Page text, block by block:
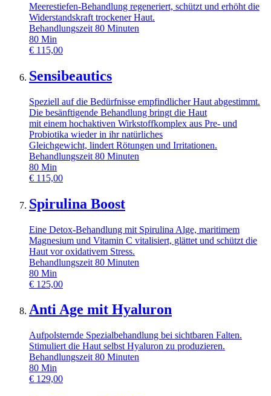
Meerestiefen-Behandlung regeneriert, schützt und erhöht die
Widerstandskraft trockener Haut.
Behandlungszeit 80 Minuten
80 Min
€ 115,00
Sensibeautics
Speziell auf die Bedürfnisse empfindlicher Haut abgestimmt.
Die besänftigende Behandlung bringt die Haut
mit einem hochaktiven Wirkstoffkomplex aus Pre- und
Probiotika wieder in ihr natürliches
Gleichgewicht, lindert Rötungen und Irritationen.
Behandlungszeit 80 Minuten
80 Min
€ 115,00
Spirulina Boost
Eine Detox-Behandlung mit Spirulina Alge, maritimem
Magnesium und Vitamin C vitalisiert, glättet und schützt die
Haut vor oxidativem Stress.
Behandlungszeit 80 Minuten
80 Min
€ 125,00
Anti Age mit Hyaluron
Aufpolsternde Spezialbehandlung bei sichtbaren Falten.
Stimuliert die Haut selbst Hyaluron zu produzieren.
Behandlungszeit 80 Minuten
80 Min
€ 129,00